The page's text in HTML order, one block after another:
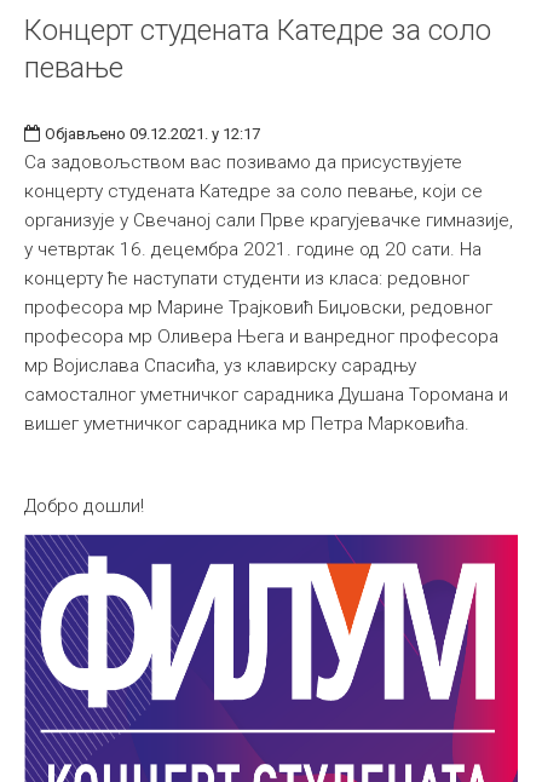
Концерт студената Катедре за соло
певање
Објављено 09.12.2021. у 12:17
Са задовољством вас позивамо да присуствујете
концерту студената Катедре за соло певање, који се
организује у Свечаној сали Прве крагујевачке гимназије,
у четвртак 16. децембра 2021. године од 20 сати. На
концерту ће наступати студенти из класа: редовног
професора мр Марине Трајковић Биџовски, редовног
професора мр Оливера Њега и ванредног професора
мр Војислава Спасића, уз клавирску сарадњу
самосталног уметничког сарадника Душана Торомана и
вишег уметничког сарадника мр Петра Марковића.
Добро дошли!